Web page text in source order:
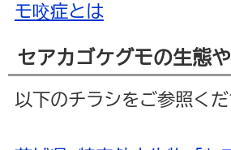
モ咬症とは
セアカゴケグモの生態
以下のチラシをご参照くだ